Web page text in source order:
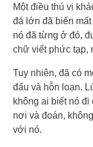
Một điều thú vị
đá lớn đã biến
nó đã từng ở đó,
chữ viết phức tạp,
Tuy nhiên, đã có
đấu và hỗn loạn.
không ai biết nó
nơi và đoán,
với nó.